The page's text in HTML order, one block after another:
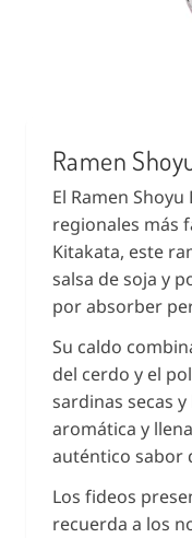
Ramen
El Ramen
regionales más
Kitakata, este
salsa de soja y
por absorber
Su caldo
del cerdo y el
sardinas secas
aromática y
auténtico sabor
Los fideos
recuerda a los